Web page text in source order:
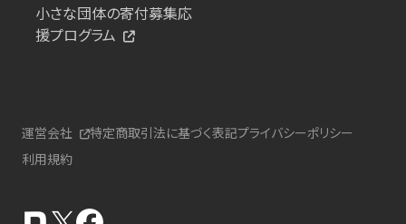
小さな団体の寄付募集応
援プログラム
運営会社 特定商取引法に基づく表記プライバシーポリシー
利用規約